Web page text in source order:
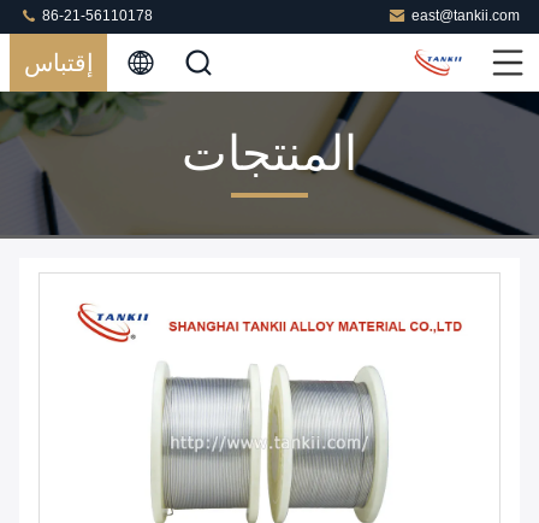
east@tankii.com
86-21-56110178
إقتباس
المنتجات